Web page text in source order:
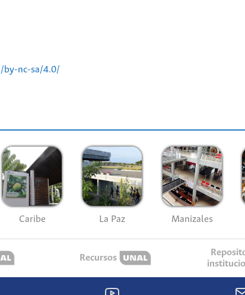
by-nc-sa/4.0/
Caribe La Paz Manizales
Recursos